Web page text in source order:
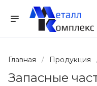
Главная Продукция
Запасные